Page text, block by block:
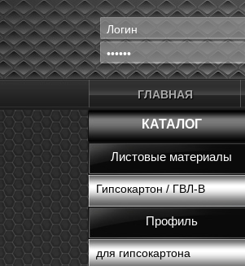
ГЛАВНАЯ
КАТАЛОГ
Листовые материалы
Гипсокартон / ГВЛ-В
Профиль
для гипсокартона